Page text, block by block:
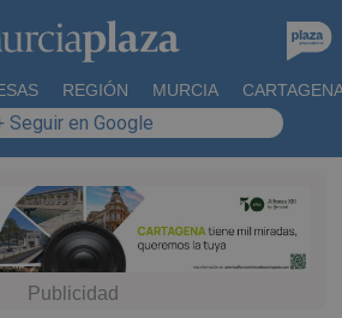
REGIÓN MURCIA
Seguir en Google